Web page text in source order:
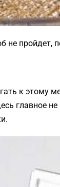
не пройдет,
к этому
главное